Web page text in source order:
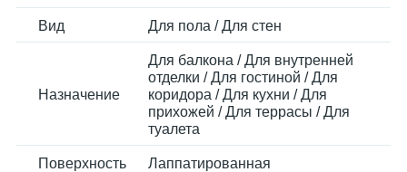
Вид Для пола / Для стен
Назначение
Для балкона / Для внутренней
отделки / Для гостиной / Для
коридора / Для кухни / Для
прихожей / Для террасы / Для
туалета
Поверхность Лаппатированная